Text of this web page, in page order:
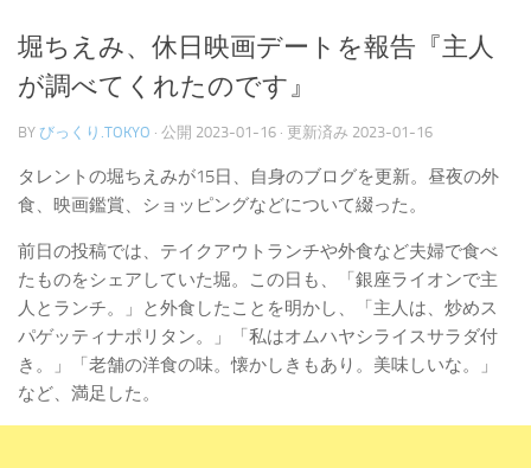
堀ちえみ、休日映画デートを報告『主人
が調べてくれたのです』
BY びっくり.TOKYO · 公開 2023-01-16 · 更新済み 2023-01-16
タレントの堀ちえみが15日、自身のブログを更新。昼夜の外
食、映画鑑賞、ショッピングなどについて綴った。
前日の投稿では、テイクアウトランチや外食など夫婦で食べ
たものをシェアしていた堀。この日も、「銀座ライオンで主
人とランチ。」と外食したことを明かし、「主人は、炒めス
パゲッティナポリタン。」「私はオムハヤシライスサラダ付
き。」「老舗の洋食の味。懐かしきもあり。美味しいな。」
など、満足した。